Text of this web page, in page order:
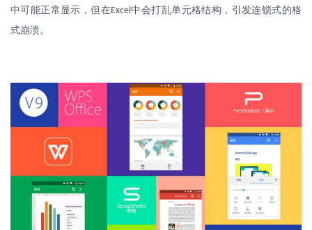
中可能正常显示，但在Excel中会打乱单元格结构，引发连锁式的格
式崩溃。